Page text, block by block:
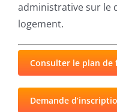
administrative sur le
logement.
Consulter le plan de
Demande